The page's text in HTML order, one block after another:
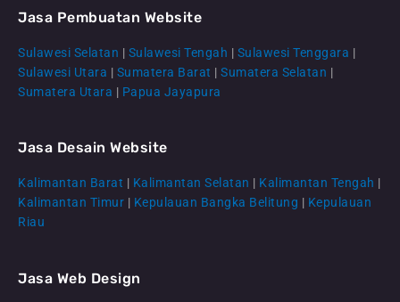
CS Lenteraweb
Jasa Pembuatan Website
Sulawesi Selatan | Sulawesi Tengah | Sulawesi Tenggara |
Sulawesi Utara | Sumatera Barat | Sumatera Selatan |
Sumatera Utara | Papua Jayapura
Jasa Desain Website
Kalimantan Barat | Kalimantan Selatan | Kalimantan Tengah |
Kalimantan Timur | Kepulauan Bangka Belitung | Kepulauan
Riau
Jasa Web Design